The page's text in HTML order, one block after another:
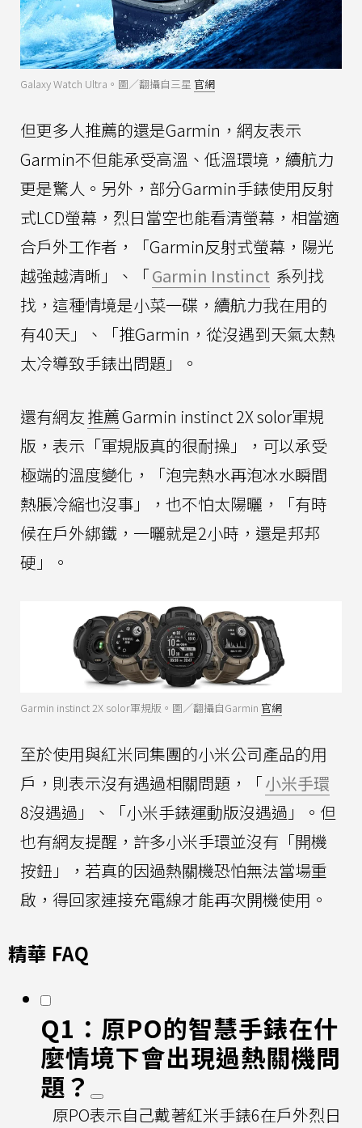
Galaxy Watch Ultra。圖／翻攝自三星 官網
但更多人推薦的還是Garmin，網友表示
Garmin不但能承受高溫、低溫環境，續航力
更是驚人。另外，部分Garmin手錶使用反射
式LCD螢幕，烈日當空也能看清螢幕，相當適
合戶外工作者，「Garmin反射式螢幕，陽光
越強越清晰」、「Garmin Instinct 系列找
找，這種情境是小菜一碟，續航力我在用的
有40天」、「推Garmin，從沒遇到天氣太熱
太冷導致手錶出問題」。
還有網友推薦Garmin instinct 2X solor軍規
版，表示「軍規版真的很耐操」，可以承受
極端的溫度變化，「泡完熱水再泡冰水瞬間
熱脹冷縮也沒事」，也不怕太陽曬，「有時
候在戶外綁鐵，一曬就是2小時，還是邦邦
硬」。
Garmin instinct 2X solor軍規版。圖／翻攝自Garmin 官網
至於使用與紅米同集團的小米公司產品的用
戶，則表示沒有遇過相關問題，「小米手環
8沒遇過」、「小米手錶運動版沒遇過」。但
也有網友提醒，許多小米手環並沒有「開機
按鈕」，若真的因過熱關機恐怕無法當場重
啟，得回家連接充電線才能再次開機使用。
精華 FAQ
Q1：原PO的智慧手錶在什
麼情境下會出現過熱關機問
題？
原PO表示自己戴著紅米手錶6在戶外烈日